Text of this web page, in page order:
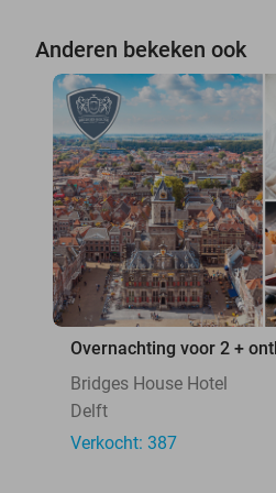
Anderen bekeken ook
Overnachting voor 2 +
Bridges House Hotel
Delft
Verkocht: 387